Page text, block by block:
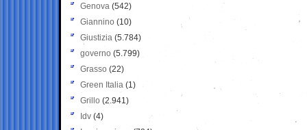
Genova (542)
Giannino (10)
Giustizia (5.784)
governo (5.799)
Grasso (22)
Green Italia (1)
Grillo (2.941)
Idv (4)